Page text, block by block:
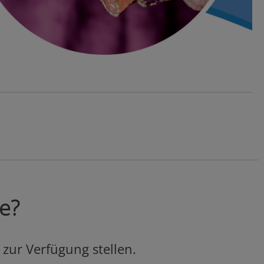
Verfügung stellen.